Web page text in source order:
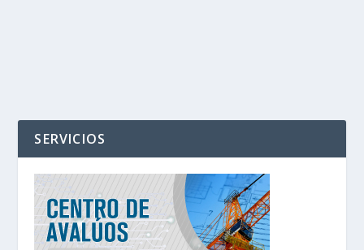
SERVICIOS